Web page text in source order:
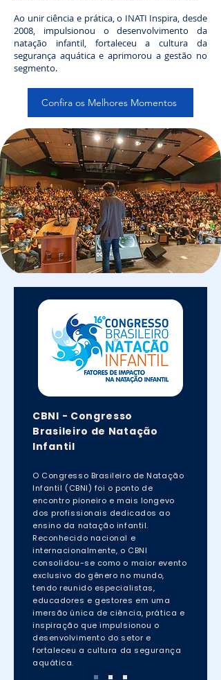
Ao unir ciência e prática, o INATI Inspira, desde
2008, impulsionou o desenvolvimento da
natação infantil, fortaleceu a cultura da
segurança aquática e aprimorou a gestão no
segmento.
Confira os Melhores Momentos
CBNI - Congresso
Brasileiro de Natação
Infantil
O Congresso Brasileiro de Natação
Infantil (CBNI) foi o ponto de
encontro pioneiro e mais longevo
dos profissionais dedicados ao
ensino da natação infantil.
Reconhecido nacional e
internacionalmente, o CBNI
consolidou-se como o maior evento
exclusivo do gênero no mundo,
tendo reunido especialistas,
educadores e gestores em uma
imersão única de ciência, prática e
inspiração que impulsionou o
desenvolvimento do setor e
fortaleceu a cultura da segurança
aquática.